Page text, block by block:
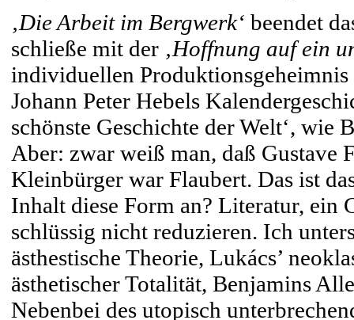
‚Die Arbeit im Bergwerk‘ beendet
schließe mit der ‚Hoffnung auf ein
individuellen Produktionsgeheimnis
Johann Peter Hebels
schönste Geschichte der Welt‘,
Aber: zwar weiß man, daß Gustave
Kleinbürger war Flaubert. Das ist
Inhalt diese Form an? Literatur, ein
schlüssig nicht reduzieren. Ich
ästhestische Theorie, Lukács’
ästhetischer Totalität, Benjamins
Nebenbei des utopisch